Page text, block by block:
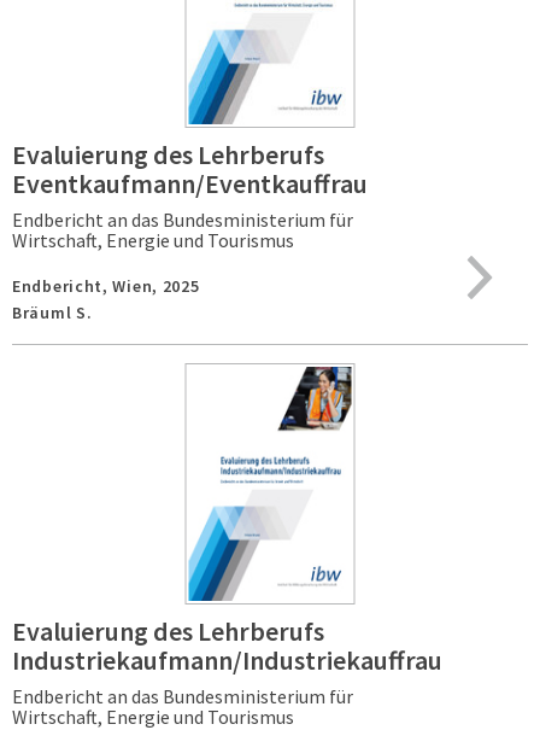
Evaluierung des Lehrberufs
Eventkaufmann/Eventkauffrau
Endbericht an das Bundesministerium für
Wirtschaft, Energie und Tourismus
Endbericht,Wien, 2025
Bräuml S.
Evaluierung des Lehrberufs
Industriekaufmann/Industriekauffrau
Endbericht an das Bundesministerium für
Wirtschaft, Energie und Tourismus